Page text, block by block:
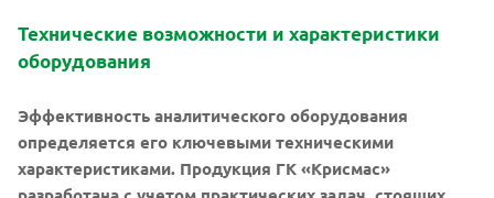
Технические возможности и характеристики
оборудования
Эффективность аналитического оборудования
определяется его ключевыми техническими
характеристиками. Продукция ГК «Крисмас»